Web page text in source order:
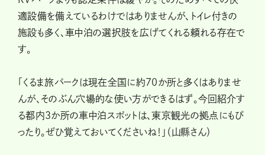
適設備を備えているわけではありませんが、トイレ付きの
施設も多く、車中泊の選択肢を広げてくれる頼れる存在で
す。
「くるま旅パークは現在全国に約70か所と多くはありませ
んが、そのぶん穴場的な使い方ができるはず。今回紹介す
る都内3か所の車中泊スポットは、東京観光の拠点にもぴ
ったり。ぜひ覚えておいてくださいね！」（山縣さん）